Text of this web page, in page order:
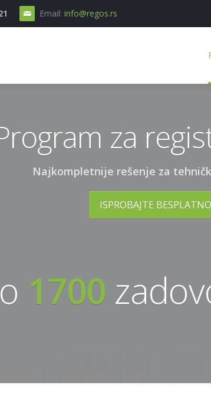
Email: info@regos.rs
za
Najkompletnije rešenje za
ISPROBAJTE
1700